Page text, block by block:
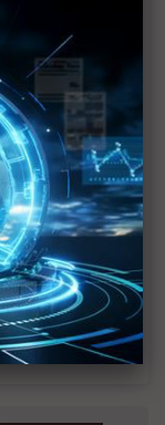
示警全球AI基
家「祕而不
代ASIC產品
捨超微全面
448G為銅